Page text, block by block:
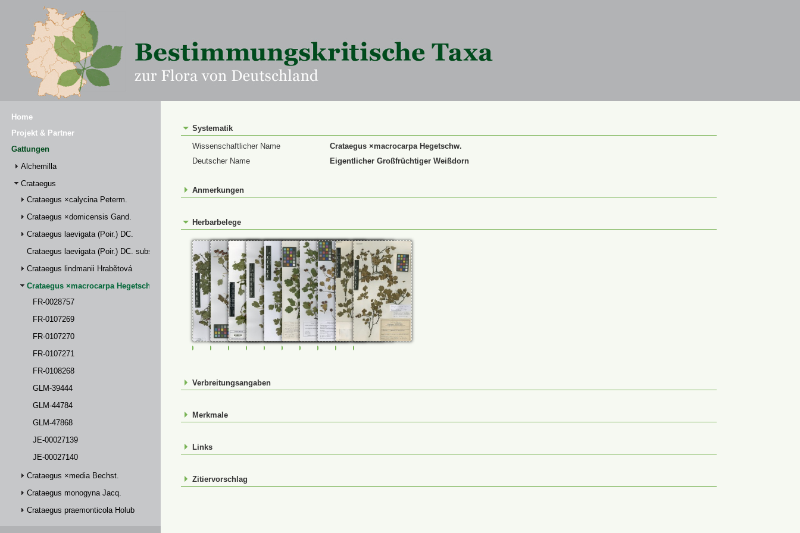
Home
Projekt & Partner
Gattungen
Alchemilla
Crataegus
Crataegus ×calycina Peterm.
Crataegus ×domicensis Gand.
Crataegus laevigata (Poir.) DC.
Crataegus laevigata (Poir.) DC. subsp. palmstruchii (Lindm.) Franco
Crataegus lindmanii Hrabětová
Crataegus ×macrocarpa Hegetschw.
FR-0028757
FR-0107269
FR-0107270
FR-0107271
FR-0108268
GLM-39444
GLM-44784
GLM-47868
JE-00027139
JE-00027140
Crataegus ×media Bechst.
Crataegus monogyna Jacq.
Crataegus praemonticola Holub
Systematik
Wissenschaftlicher Name
Crataegus ×macrocarpa Hegetschw.
Deutscher Name
Eigentlicher Großfrüchtiger Weißdorn
Anmerkungen
Herbarbelege
FR-0028757FR-0107269FR-0107270FR-0107271FR-0108268GLM-39444GLM-44784GLM-47868JE-00027139
Verbreitungsangaben
Merkmale
Links
Zitiervorschlag